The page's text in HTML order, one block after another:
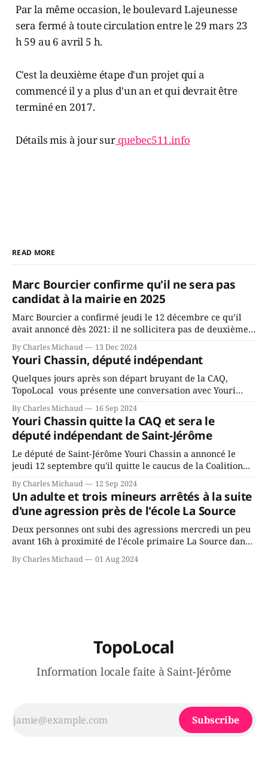
Par la même occasion, le boulevard Lajeunesse
sera fermé à toute circulation entre le 29 mars 23
h 59 au 6 avril 5 h.
C'est la deuxième étape d'un projet qui a
commencé il y a plus d'un an et qui devrait être
terminé en 2017.
Détails mis à jour surquebec511.info
READ MORE
Marc Bourcier confirme qu'il ne sera pas
candidat à la mairie en 2025
Marc Bourcier a confirmé jeudi le 12 décembre ce qu’il
avait annoncé dès 2021: il ne sollicitera pas de deuxième
mandat à titre de maire de Saint-Jérôme. Bourcier en a
fait l’annonce en s’adressant aux employés de la ville,
rassemblés en soirée pour leur traditionnel souper
By Charles Michaud 13 Dec 2024
Youri Chassin, député indépendant
Quelques jours après son départ bruyant de la CAQ,
TopoLocal vous présente une conversation avec Youri
Chassin. Nous avons causé de sa décision. Y songeait-il
depuis longtemps? Sera-t-il candidat indépendant dans 2
ans? Joindrait-il un autre parti, par exemple les
conservateurs d’Éric Duhaime? Que lui
By Charles Michaud 16 Sep 2024
Youri Chassin quitte la CAQ et sera le
député indépendant de Saint-Jérôme
Le député de Saint-Jérôme Youri Chassin a annoncé le
jeudi 12 septembre qu'il quitte le caucus de la Coalition
Avenir Québec de François Legault parce qu'il est déçu du
gouvernement de la CAQ, surtout de son incapacité, qu'il
juge chronique, à offrir des
By Charles Michaud 12 Sep 2024
Un adulte et trois mineurs arrêtés à la suite
d'une agression près de l'école La Source
Deux personnes ont subi des agressions mercredi un peu
avant 16h à proximité de l'école primaire La Source dans
le secteur Bellefeuille de Saint-Jérôme. L'une de deux
victimes aurait été écrasée sous un véhicule et aspergée
By Charles Michaud 01 Aug 2024
TopoLocal
Information locale faite à Saint-Jérôme
Subscribe